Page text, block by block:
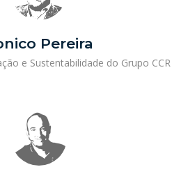
Pereira
e Sustentabilidade do Grupo CCR